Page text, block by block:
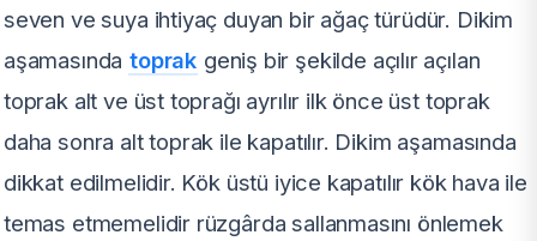
seven ve suya ihtiyaç duyan bir ağaç türüdür. Dikim
aşamasında toprak geniş bir şekilde açılır açılan
toprak alt ve üst toprağı ayrılır ilk önce üst toprak
daha sonra alt toprak ile kapatılır. Dikim aşamasında
dikkat edilmelidir. Kök üstü iyice kapatılır kök hava ile
temas etmemelidir rüzgârda sallanmasını önlemek